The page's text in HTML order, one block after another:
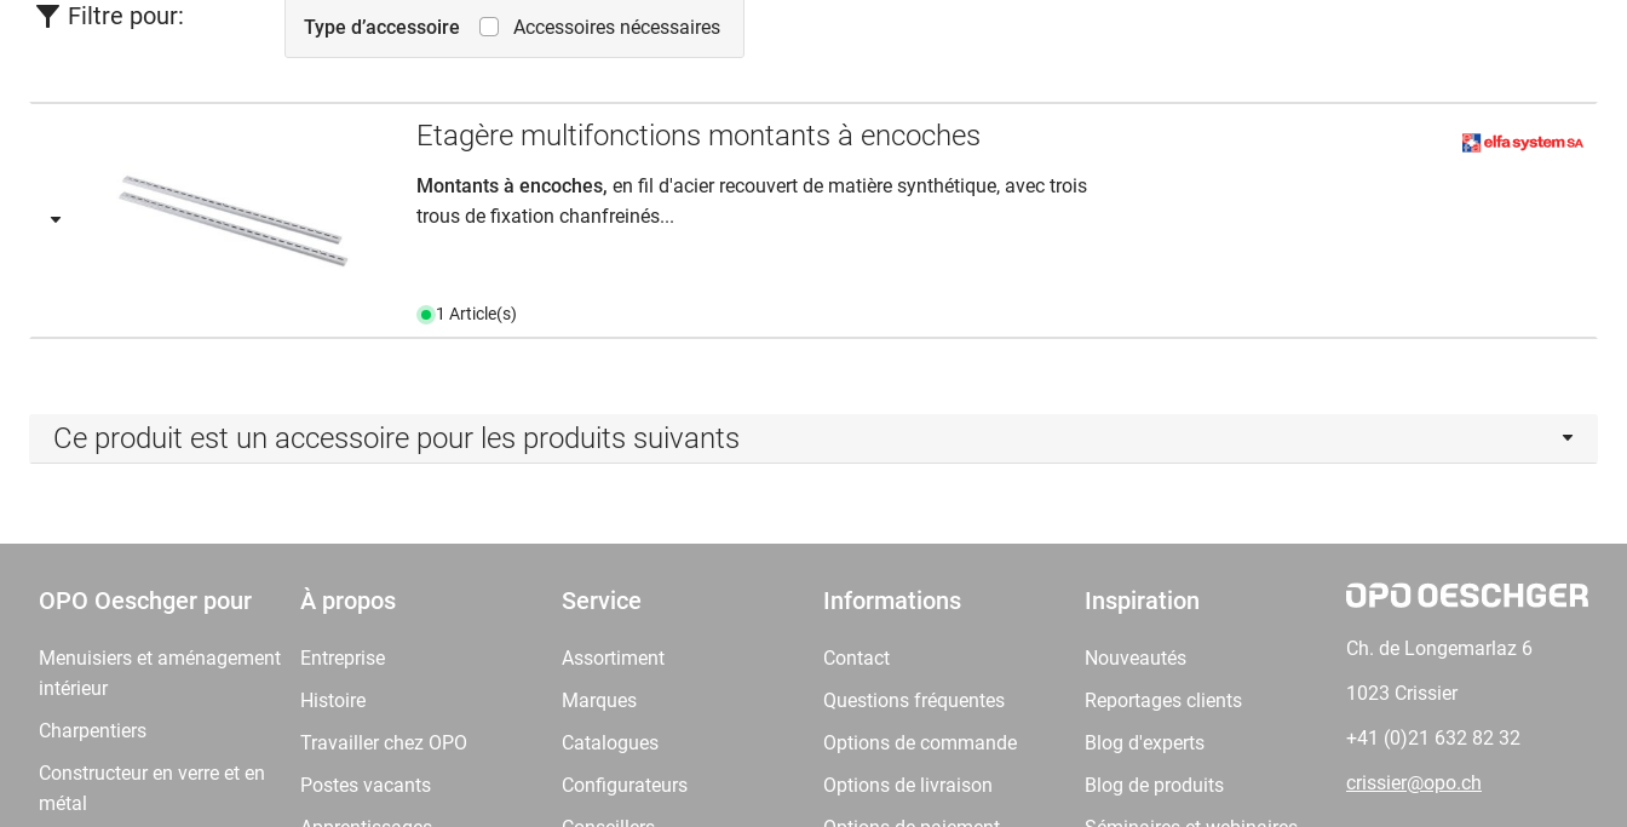
Filtre pour: Type d’accessoire Accessoires nécessaires
Etagère multifonctions montants à encoches
Montants à encoches, en fil d'acier recouvert de matière synthétique, avec trois
trous de fixation chanfreinés...
1 Article(s)
Ce produit est un accessoire pour les produits suivants
OPO Oeschger pour
Menuisiers et aménagement
intérieur
Charpentiers
Constructeur en verre et en
métal
À propos
Entreprise
Histoire
Travailler chez OPO
Postes vacants
Service
Assortiment
Marques
Catalogues
Configurateurs
Informations
Contact
Questions fréquentes
Options de commande
Options de livraison
Inspiration
Nouveautés
Reportages clients
Blog d'experts
Blog de produits
Ch. de Longemarlaz 6
1023 Crissier
+41 (0)21 632 82 32
crissier@opo.ch